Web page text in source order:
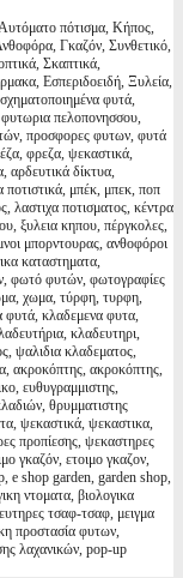
πότισμα, Κήπος,
Γκαζόν, Συνθετικό,
Σκαπτικά,
Εσπεριδοειδή, Ξυλεία,
φυτά,
φυτωρια πελοπονησσου,
προσφορες φυτων, φυτά
φρεζα, ψεκαστικά,
αρδευτικά δίκτυα,
μπέκ, μπεκ, ποπ
λαστιχα ποτισματος, κέντρα
ξυλεια κηπου, πέργκολες,
μπορντουρας, ανθοφόροι
καταστηματα,
φωτό φυτών, φωτογραφίες
χωμα, τύρφη, τυρφη,
φυτά, κλαδεμενα φυτα,
κλαδευτηρι,
ψαλιδια κλαδεματος,
ακροκόπτης, ακροκόπτης,
ευθυγραμμιστης,
θρυμματιστης
ψεκαστικά, ψεκαστικα,
προπίεσης, ψεκαστηρες
γκαζόν, ετοιμο γκαζον,
e shop garden, garden shop,
ντοματα, βιολογικα
τσαφ-τσαφ, μειγμα
προστασία φυτων,
λαχανικών, pop-up